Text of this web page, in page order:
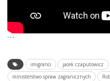
```
imigranci jacek czaputowicz
ministerstwo spraw zagranicznych